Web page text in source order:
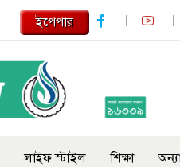
ইপেপার
লাইফ স্টাইল শিক্ষা